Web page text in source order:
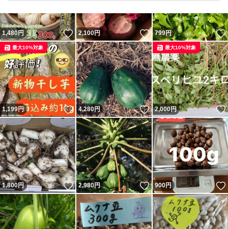
1,480円 いいね！
2,100円 いいね！
799円
1,199円 いいね！
最大10%対象
4,280円 いいね！
2,000円
最大10%対象
1,800円 いいね！
2,980円 いいね！
900円